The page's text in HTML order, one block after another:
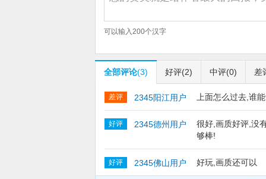
一众强敌！
【角色/珠宝/战船】
UR海军大将·黄猿上线
你就投降吧 全新UR伙伴闪耀登场
SSS艾格赫德·佐罗上线
刀锋在握 强敌皆破 全新SSS伙伴登场
SSS艾格赫德·山智上线
新四皇·黑胡子专属珠宝上线
觉醒形态·鲁兹专属珠宝上线
可以输入200个汉字
全部评论(3) 好评(2) 中评(0) 差
差评 2345阳江用户 上面怎么过去,谁
好评 2345德州用户
很好,画质好评,没
够棒!
好评 2345佛山用户 好玩,画质还可以